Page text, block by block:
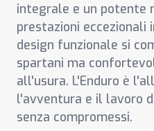
integrale e un potente
prestazioni eccezionali
design funzionale si
spartani ma
all'usura. L'Enduro è
l'avventura e il lavoro
senza compromessi.